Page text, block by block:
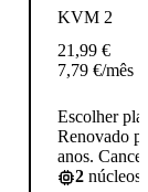
KVM 2
21,99 €
7,79 €/mês
Escolher
Renovado
anos.
2 núcleos